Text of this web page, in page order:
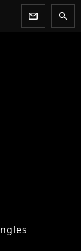
newsletter search